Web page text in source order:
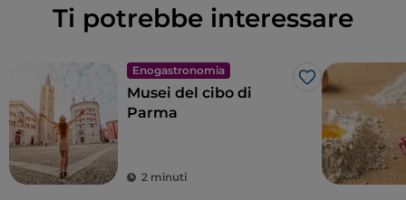
Ti potrebbe interessare
Enogastronomia
Like
Musei del cibo di
Parma
2 minuti